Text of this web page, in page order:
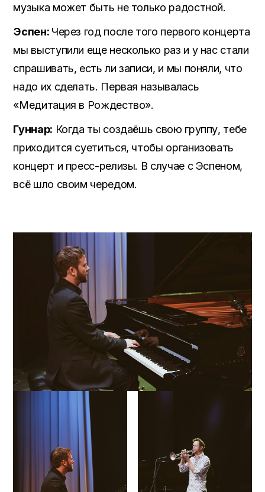
музыка может быть не только радостной.
Эспен: Через год после того первого концерта
мы выступили еще несколько раз и у нас стали
спрашивать, есть ли записи, и мы поняли, что
надо их сделать. Первая называлась
«Медитация в Рождество».
Гуннар: Когда ты создаёшь свою группу, тебе
приходится суетиться, чтобы организовать
концерт и пресс-релизы. В случае с Эспеном,
всё шло своим чередом.